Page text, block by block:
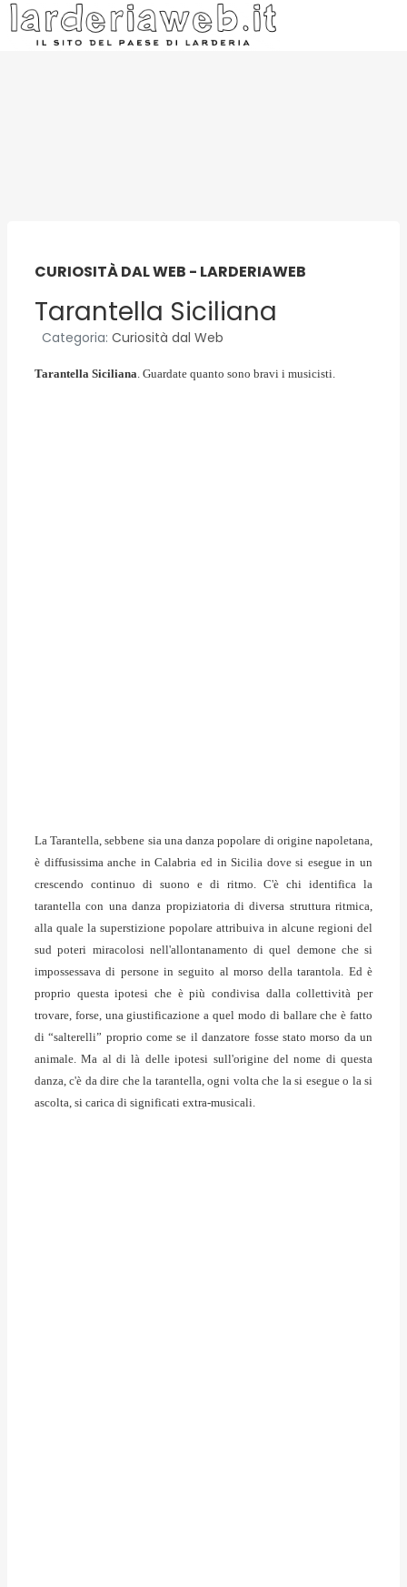
CURIOSITÀ DAL WEB - LARDERIAWEB
Tarantella Siciliana
Categoria: Curiosità dal Web
Tarantella Siciliana. Guardate quanto sono bravi i musicisti.
La Tarantella, sebbene sia una danza popolare di origine napoletana,
è diffusissima anche in Calabria ed in Sicilia dove si esegue in un
crescendo continuo di suono e di ritmo. C'è chi identifica la
tarantella con una danza propiziatoria di diversa struttura ritmica,
alla quale la superstizione popolare attribuiva in alcune regioni del
sud poteri miracolosi nell'allontanamento di quel demone che si
impossessava di persone in seguito al morso della tarantola. Ed è
proprio questa ipotesi che è più condivisa dalla collettività per
trovare, forse, una giustificazione a quel modo di ballare che è fatto
di “salterelli” proprio come se il danzatore fosse stato morso da un
animale. Ma al di là delle ipotesi sull'origine del nome di questa
danza, c'è da dire che la tarantella, ogni volta che la si esegue o la si
ascolta, si carica di significati extra-musicali.